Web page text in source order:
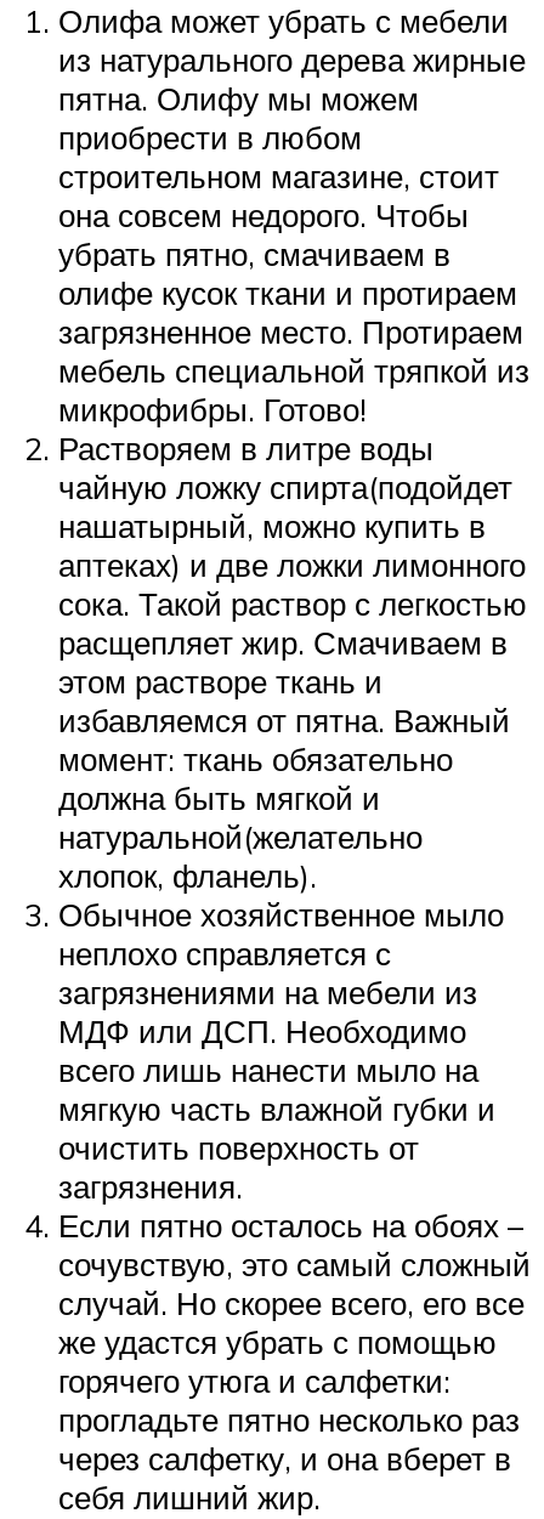
Олифа может убрать с мебели
из натурального дерева жирные
пятна. Олифу мы можем
приобрести в любом
строительном магазине, стоит
она совсем недорого. Чтобы
убрать пятно, смачиваем в
олифе кусок ткани и протираем
загрязненное место. Протираем
мебель специальной тряпкой из
микрофибры. Готово!
Растворяем в литре воды
чайную ложку спирта(подойдет
нашатырный, можно купить в
аптеках) и две ложки лимонного
сока. Такой раствор с легкостью
расщепляет жир. Смачиваем в
этом растворе ткань и
избавляемся от пятна. Важный
момент: ткань обязательно
должна быть мягкой и
натуральной(желательно
хлопок, фланель).
Обычное хозяйственное мыло
неплохо справляется с
загрязнениями на мебели из
МДФ или ДСП. Необходимо
всего лишь нанести мыло на
мягкую часть влажной губки и
очистить поверхность от
загрязнения.
Если пятно осталось на обоях –
сочувствую, это самый сложный
случай. Но скорее всего, его все
же удастся убрать с помощью
горячего утюга и салфетки:
прогладьте пятно несколько раз
через салфетку, и она вберет в
себя лишний жир.